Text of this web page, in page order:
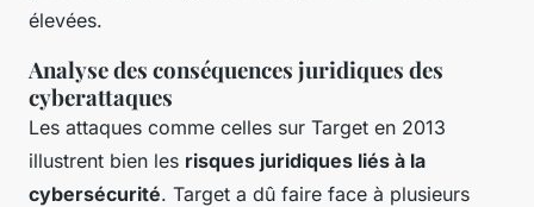
élevées.
Analyse des conséquences juridiques des
cyberattaques
Les attaques comme celles sur Target en 2013
illustrent bien les risques juridiques liés à la
cybersécurité. Target a dû faire face à plusieurs